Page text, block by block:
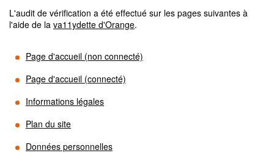
L'audit de vérification a été effectué sur les pages suivantes à
l'aide de la va11ydette d'Orange.
Page d'accueil (non connecté)
Page d'accueil (connecté)
Informations légales
Plan du site
Données personnelles